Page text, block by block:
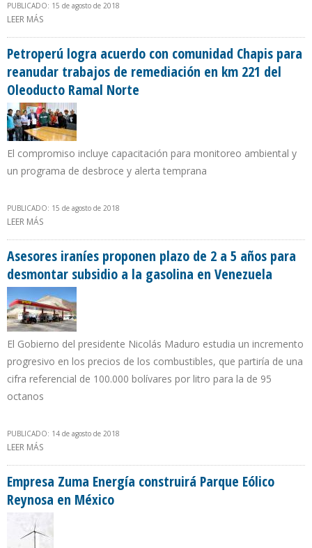
PUBLICADO: 15 de agosto de 2018
LEER MÁS
Petroperú logra acuerdo con comunidad Chapis para
reanudar trabajos de remediación en km 221 del
Oleoducto Ramal Norte
El compromiso incluye capacitación para monitoreo ambiental y
un programa de desbroce y alerta temprana
PUBLICADO: 15 de agosto de 2018
LEER MÁS
OLEODUCTO RAMAL NORTE
Asesores iraníes proponen plazo de 2 a 5 años para
desmontar subsidio a la gasolina en Venezuela
El Gobierno del presidente Nicolás Maduro estudia un incremento
progresivo en los precios de los combustibles, que partiría de una
cifra referencial de 100.000 bolívares por litro para la de 95
octanos
PUBLICADO: 14 de agosto de 2018
LEER MÁS
Empresa Zuma Energía construirá Parque Eólico
Reynosa en México